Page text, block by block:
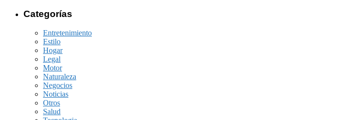
Categorías
Entretenimiento
Estilo
Hogar
Legal
Motor
Naturaleza
Negocios
Noticias
Otros
Salud